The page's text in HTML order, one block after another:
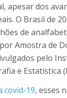
apesar dos
O Brasil de
de
Amostra de
pelo
e Estatística
covid-19, esses